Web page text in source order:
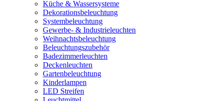
Küche & Wassersysteme
Dekorationsbeleuchtung
Systembeleuchtung
Gewerbe- & Industrieleuchten
Weihnachtsbeleuchtung
Beleuchtungszubehör
Badezimmerleuchten
Deckenleuchten
Gartenbeleuchtung
Kinderlampen
LED Streifen